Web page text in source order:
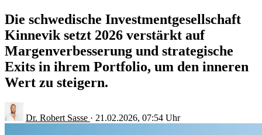
Die schwedische Investmentgesellschaft
Kinnevik setzt 2026 verstärkt auf
Margenverbesserung und strategische
Exits in ihrem Portfolio, um den inneren
Wert zu steigern.
Dr. Robert Sasse · 21.02.2026, 07:54 Uhr